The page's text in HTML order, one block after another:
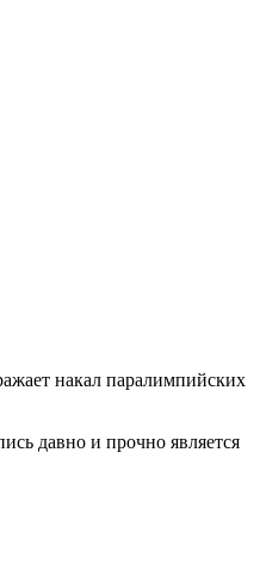
накал паралимпийских
давно и прочно является